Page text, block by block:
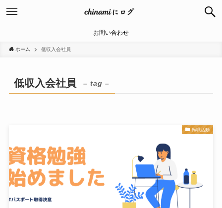
お問い合わせ
ホーム 低収入会社員
低収入会社員 – tag –
転職活動